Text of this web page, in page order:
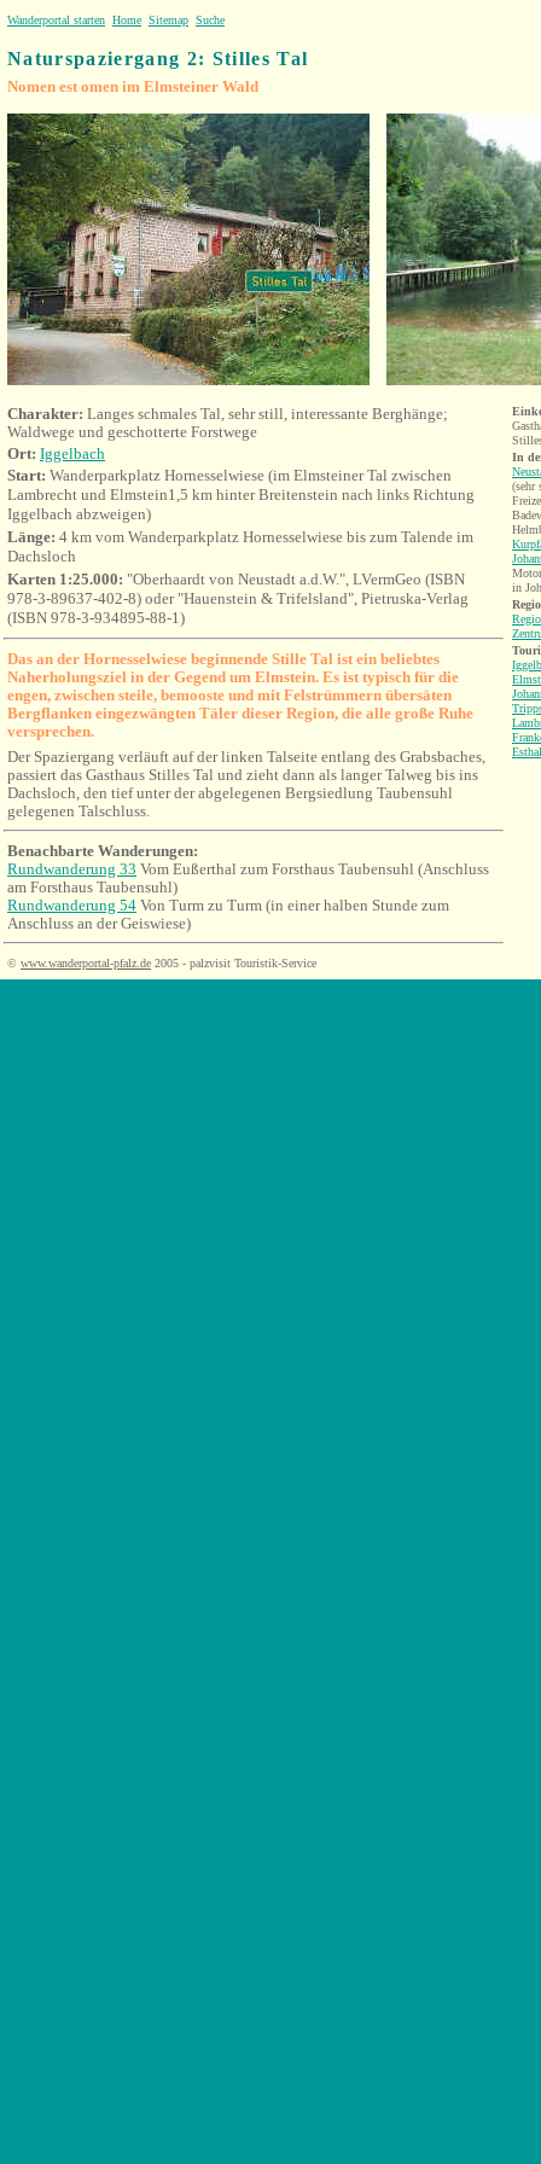
Wanderportal starten Home Sitemap Suche
Naturspaziergang 2: Stilles Tal
Nomen est omen im Elmsteiner Wald
Charakter: Langes schmales Tal, sehr still, interessante Berghänge;
Waldwege und geschotterte Forstwege
Ort: Iggelbach
Start: Wanderparkplatz Hornesselwiese (im Elmsteiner Tal zwischen
Lambrecht und Elmstein1,5 km hinter Breitenstein nach links Richtung
Iggelbach abzweigen)
Länge: 4 km vom Wanderparkplatz Hornesselwiese bis zum Talende im
Dachsloch
Karten 1:25.000: "Oberhaardt von Neustadt a.d.W.", LVermGeo (ISBN
978-3-89637-402-8) oder "Hauenstein & Trifelsland", Pietruska-Verlag
(ISBN 978-3-934895-88-1)
Das an der Hornesselwiese beginnende Stille Tal ist ein beliebtes
Naherholungsziel in der Gegend um Elmstein. Es ist typisch für die
engen, zwischen steile, bemooste und mit Felstrümmern übersäten
Bergflanken eingezwängten Täler dieser Region, die alle große Ruhe
versprechen.
Der Spaziergang verläuft auf der linken Talseite entlang des Grabsbaches,
passiert das Gasthaus Stilles Tal und zieht dann als langer Talweg bis ins
Dachsloch, den tief unter der abgelegenen Bergsiedlung Taubensuhl
gelegenen Talschluss.
Benachbarte Wanderungen:
Rundwanderung 33 Vom Eußerthal zum Forsthaus Taubensuhl (Anschluss
am Forsthaus Taubensuhl)
Rundwanderung 54 Von Turm zu Turm (in einer halben Stunde zum
Anschluss an der Geiswiese)
© www.wanderportal-pfalz.de 2005 - palzvisit Touristik-Service
In
(sehr
in
Esthal